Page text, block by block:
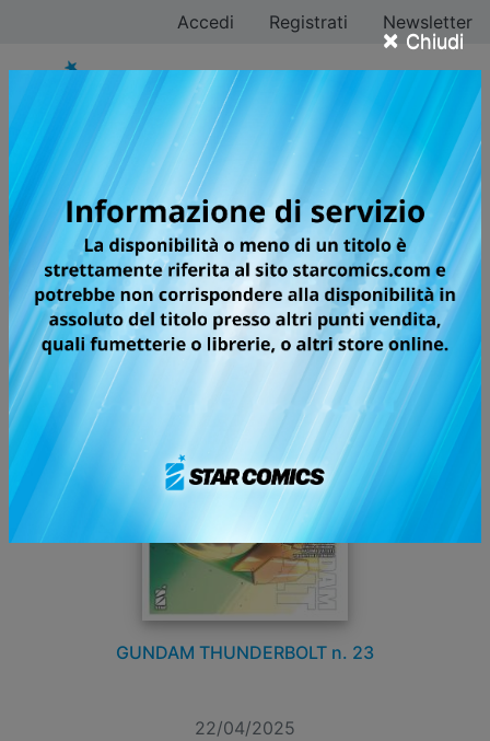
× Chiudi
Accedi Registrati Newsletter
Tutti i fumetti per la
testata GUNDAM
UNIVERSE
GUNDAM THUNDERBOLT n. 23
22/04/2025